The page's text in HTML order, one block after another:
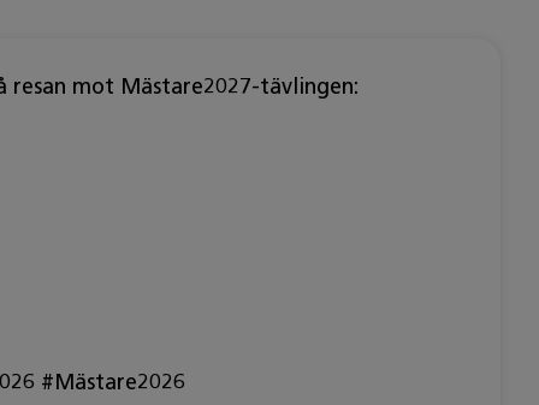
resan mot Mästare2027-tävlingen:
#Mästare2026